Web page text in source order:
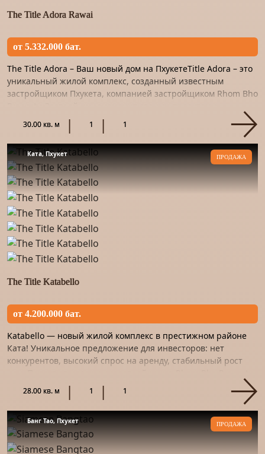
The Title Adora Rawai
от 5.332.000 бат.
The Title Adora – Ваш новый дом на ПхукетеTitle Adora – это
уникальный жилой комплекс, созданный известным
застройщиком Пхукета, компанией застройщиком Rhom Bho
30.00 кв. м 1 1
Ката, Пхукет ПРОДАЖА
The Title Katabello
от 4.200.000 бат.
Katabello — новый жилой комплекс в престижном районе
Ката! Уникальное предложение для инвесторов: нет
конкурентов, высокий спрос на аренду, стабильный рост
и Asset W...
28.00 кв. м 1 1
Банг Тао, Пхукет ПРОДАЖА